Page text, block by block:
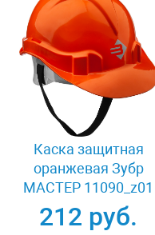
Каска защитная
оранжевая Зубр
МАСТЕР 11090_z01
212 руб.